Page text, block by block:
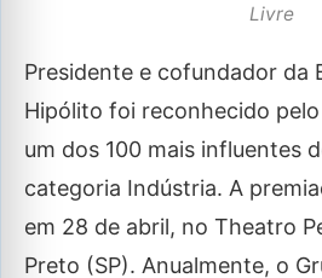
Livre
Presidente e cofundador da
Hipólito foi reconhecido
um dos 100 mais influentes
categoria Indústria. A
em 28 de abril, no Theatro
Preto (SP). Anualmente, o